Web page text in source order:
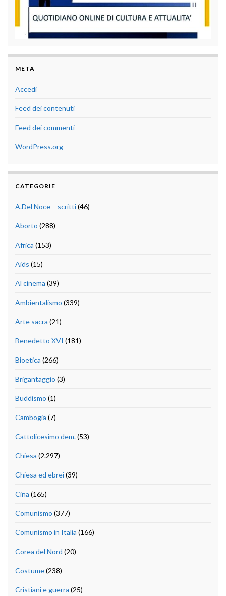
META
Accedi
Feed dei contenuti
Feed dei commenti
WordPress.org
CATEGORIE
A.Del Noce – scritti(46)
Aborto (288)
Africa (153)
Aids (15)
Al cinema (39)
Ambientalismo (339)
Arte sacra (21)
Benedetto XVI (181)
Bioetica (266)
Brigantaggio (3)
Buddismo (1)
Cambogia (7)
Cattolicesimo dem.(53)
Chiesa (2.297)
Chiesa ed ebrei(39)
Cina (165)
Comunismo (377)
Comunismo in Italia (166)
Corea del Nord (20)
Costume(238)
Cristiani e guerra (25)